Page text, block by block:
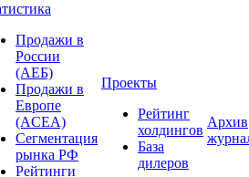
Продажи в
России
(АЕБ)
Продажи в
Европе
(ACEA)
Сегментация
рынка РФ
Рейтинги
Проекты
Рейтинг
холдингов
База
дилеров
Архив